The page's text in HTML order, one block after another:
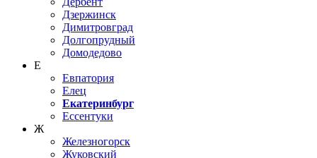
Дзержинск
Димитровград
Долгопрудный
Домодедово
Е
Евпатория
Елец
Екатеринбург
Ессентуки
Ж
Железногорск
Жуковский